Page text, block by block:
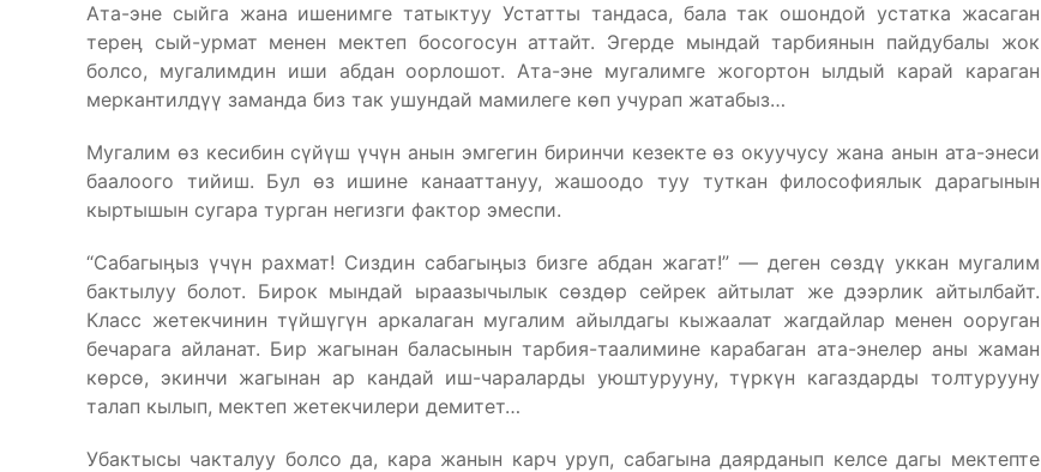
Ата-эне сыйга жана ишенимге татыктуу Устатты тандаса, бала так ошондой устатка жасаган
тереӊ сый-урмат менен мектеп босогосун аттайт. Эгерде мындай тарбиянын пайдубалы жок
болсо, мугалимдин иши абдан оорлошот. Ата-эне мугалимге жогортон ылдый карай караган
меркантилдүү заманда биз так ушундай мамилеге көп учурап жатабыз…
Мугалим өз кесибин сүйүш үчүн анын эмгегин биринчи кезекте өз окуучусу жана анын ата-энеси
баалоого тийиш. Бул өз ишине канааттануу, жашоодо туу туткан философиялык дарагынын
кыртышын сугара турган негизги фактор эмеспи.
“Сабагыӊыз үчүн рахмат! Сиздин сабагыӊыз бизге абдан жагат!” — деген сөздү уккан мугалим
бактылуу болот. Бирок мындай ыраазычылык сөздөр сейрек айтылат же дээрлик айтылбайт.
Класс жетекчинин түйшүгүн аркалаган мугалим айылдагы кыжаалат жагдайлар менен ооруган
бечарага айланат. Бир жагынан баласынын тарбия-таалимине карабаган ата-энелер аны жаман
көрсө, экинчи жагынан ар кандай иш-чараларды уюштурууну, түркүн кагаздарды толтурууну
талап кылып, мектеп жетекчилери демитет…
Убактысы чакталуу болсо да, кара жанын карч уруп, сабагына даярданып келсе дагы мектепте